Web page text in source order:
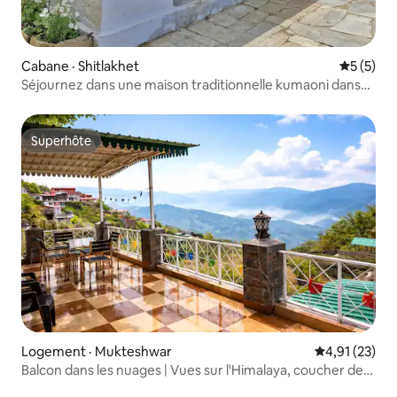
Cabane · Shitlakhet Note
5 (5)
Séjournez dans une maison traditionnelle kumaoni dans
Superhôte
Superhôte
Logement · Mukteshwar Note
4,91 (23)
Balcon dans les nuages | Vues sur l'Himalaya, coucher de